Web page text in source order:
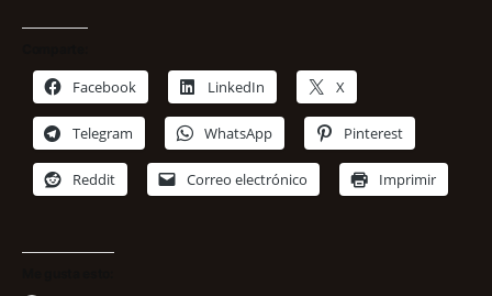
Facebook LinkedIn X
Telegram WhatsApp Pinterest
Reddit Correo electrónico Imprimir